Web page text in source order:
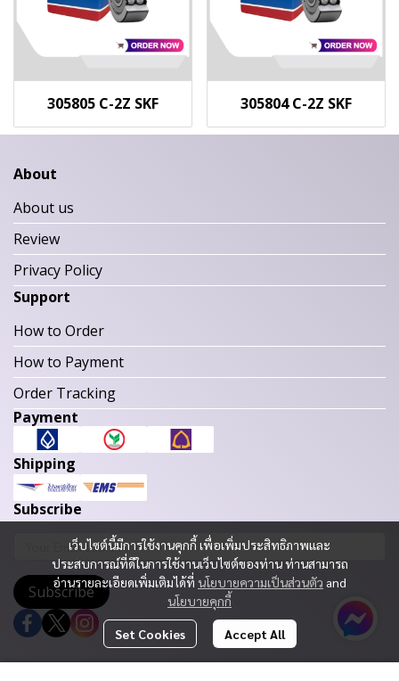
305805 C-2Z SKF 305804 C-2Z SKF
เว็บไซต์นี้มีการใช้งานคุกกี้ เพื่อเพิ่มประสิทธิภาพและ
ประสบการณ์ที่ดีในการใช้งานเว็บไซต์ของท่าน ท่านสามารถ
อ่านรายละเอียดเพิ่มเติมได้ที่ นโยบายความเป็นส่วนตัว and
นโยบายคุกกี้
Set Cookies Accept All
About
About us
Review
Privacy Policy
Support
How to Order
How to Payment
Order Tracking
Payment
Shipping
Subscribe
Subscribe